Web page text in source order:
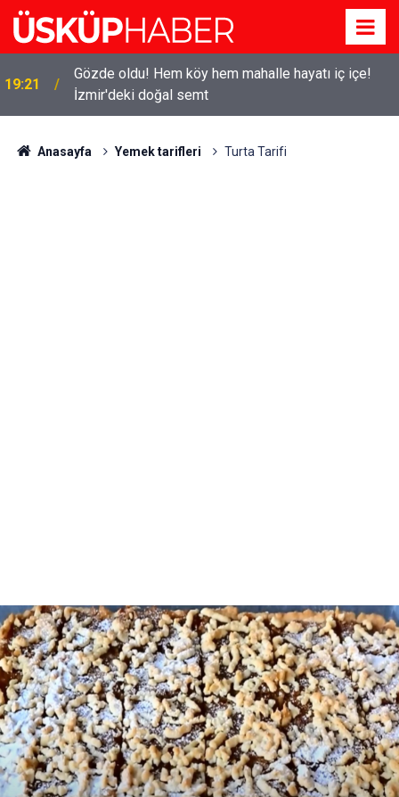
19:21
Gözde oldu! Hem köy hem mahalle hayatı iç içe!
İzmir'deki doğal semt
Anasayfa Yemek tarifleri Turta Tarifi